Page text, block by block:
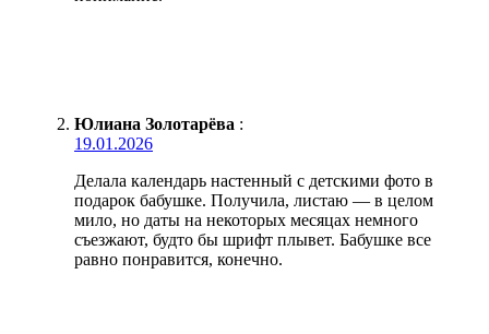
Юлиана Золотарёва :
19.01.2026
Делала календарь настенный с детскими фото в
подарок бабушке. Получила, листаю — в целом
мило, но даты на некоторых месяцах немного
съезжают, будто бы шрифт плывет. Бабушке все
равно понравится, конечно.